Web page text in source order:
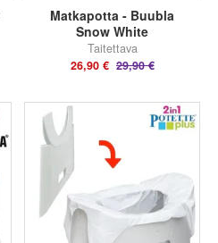
Matkapotta - Buubla
Snow White
Taitettava
26,90 € 29,90 €